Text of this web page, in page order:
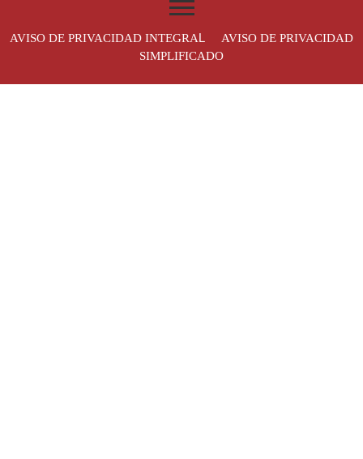
AVISO DE PRIVACIDAD INTEGRAL AVISO DE PRIVACIDAD
SIMPLIFICADO